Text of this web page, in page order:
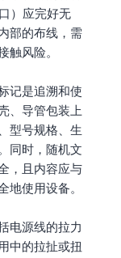
）应完好无
部的布线，需
触风险。
记是追溯和使
、导管包装上
型号规格、生
同时，随机文
，且内容应与
地使用设备。
电源线的拉力
中的拉扯或扭